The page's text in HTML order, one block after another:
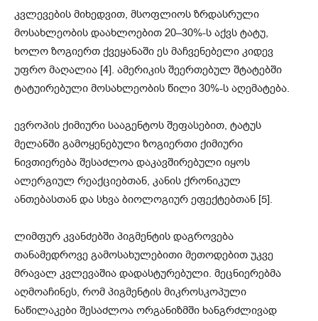
კვლევების მიხედვით, მსოფლიოს ზრდასრული
მოსახლეობის დაახლოებით 20–30%-ს აქვს ტატუ,
ხოლო ზოგიერთ ქვეყანაში ეს მაჩვენებელი კიდევ
უფრო მაღალია [4]. ამერიკის შეერთებულ შტატებში
ტატუირებული მოსახლეობის წილი 30%-ს აღემატება.
ევროპის ქიმიური სააგენტოს შეფასებით, ტატუს
მელანში გამოყენებული ზოგიერთი ქიმიური
ნივთიერება შესაძლოა დაკავშირებული იყოს
ალერგიულ რეაქციებთან, კანის ქრონიკულ
ანთებასთან და სხვა ბიოლოგიურ ეფექტებთან [5].
ლიმფურ კვანძებში პიგმენტის დაგროვება
თანამედროვე გამოსახულებითი მეთოდებით უკვე
მრავალ კვლევაშია დადასტურებული. მეცნიერებმა
აღმოაჩინეს, რომ პიგმენტის მიკროსკოპული
ნაწილაკები შესაძლოა ორგანიზმში ხანგრძლივად